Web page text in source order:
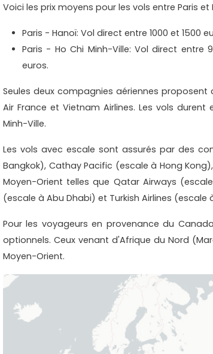
Voici les prix moyens pour les vols entre Paris et
Paris - Hanoï: Vol direct entre 1000 et 1500
Paris - Ho Chi Minh-Ville: Vol direct entre
euros.
Seules deux compagnies aériennes proposent
Air France et Vietnam Airlines. Les vols durent
Minh-Ville.
Les vols avec escale sont assurés par des
Bangkok), Cathay Pacific (escale à Hong
Moyen-Orient telles que Qatar Airways
(escale à Abu Dhabi) et Turkish Airlines (escale
Pour les voyageurs en provenance du
optionnels. Ceux venant d'Afrique du Nord
Moyen-Orient.